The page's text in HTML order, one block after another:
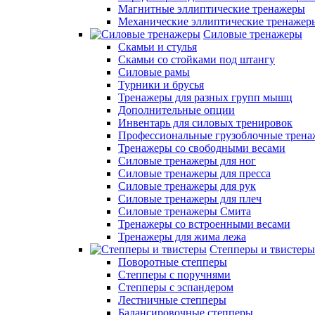
Магнитные эллиптические тренажеры
Механические эллиптические
Силовые тренажеры
Скамьи и стулья
Скамьи со стойками под штангу
Силовые рамы
Турники и брусья
Тренажеры для разных групп мышц
Дополнительные опции
Инвентарь для силовых тренировок
Профессиональные грузоблочные
Тренажеры со свободными весами
Силовые тренажеры для ног
Силовые тренажеры для пресса
Силовые тренажеры для рук
Силовые тренажеры для плеч
Силовые тренажеры Смита
Тренажеры со встроенными весами
Тренажеры для жима лежа
Степперы и твистеры
Поворотные степперы
Степперы с поручнями
Степперы с эспандером
Лестничные степперы
Балансировочные степперы